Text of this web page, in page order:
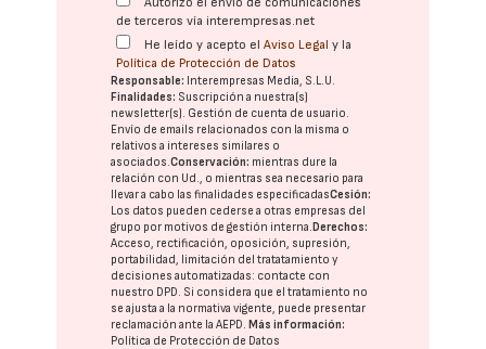
de terceros vía interempresas.net
He leído y acepto elAviso Legal y la
Política de Protección de Datos
Responsable: Interempresas Media, S.L.U.
Finalidades: Suscripción a nuestra(s)
newsletter(s). Gestión de cuenta de usuario.
Envío de emails relacionados con la misma o
relativos a intereses similares o
asociados.Conservación: mientras dure la
relación con Ud., o mientras sea necesario para
llevar a cabo las finalidades especificadasCesión:
Los datos pueden cederse a otras empresas del
grupo por motivos de gestión interna.Derechos:
Acceso, rectificación, oposición, supresión,
portabilidad, limitación del tratatamiento y
decisiones automatizadas: contacte con
nuestro DPD. Si considera que el tratamiento no
se ajusta a la normativa vigente, puede presentar
reclamación ante laAEPD.Más información:
Política de Protección de Datos